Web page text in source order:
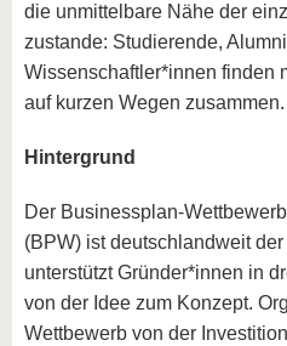
die unmittelbare Nähe der
zustande: Studierende,
Wissenschaftler*innen finden
auf kurzen Wegen zusammen.
Hintergrund
Der Businessplan-
(BPW) ist deutschlandweit
unterstützt Gründer*innen in
von der Idee zum Konzept.
Wettbewerb von der